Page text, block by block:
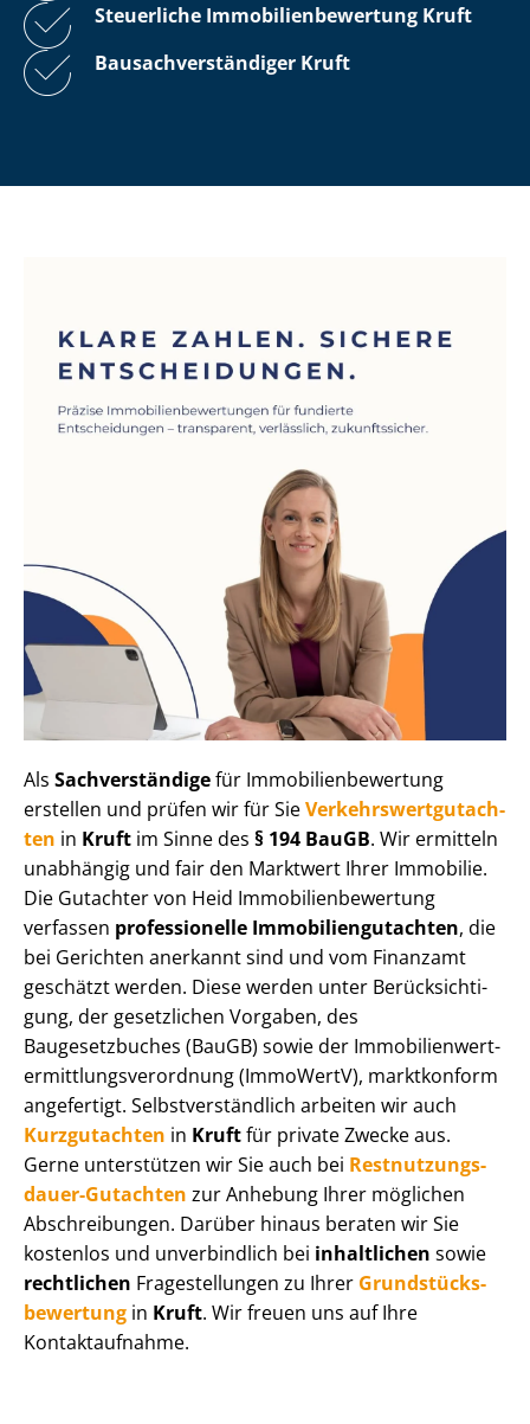
Steuerliche Im­mo­bi­li­en­be­wer­tung Kruft
Bau­sach­ver­stän­di­ger Kruft
Als Sachverständigefür Im­mo­bi­li­en­be­wer­tung
erstellen und prüfen wir für SieVer­kehrs­wert­gut­ach­
ten in Kruft im Sinne des § 194 BauGB. Wir ermitteln
unabhängig und fair den Marktwert Ihrer Immobilie.
Die Gutachter von Heid Im­mo­bi­li­en­be­wer­tung
verfassen professionelle Im­mo­bi­li­en­gut­ach­ten, die
bei Gerichten anerkannt sind und vom Finanzamt
geschätzt werden. Diese werden unter Be­rück­sich­ti­
gung, der gesetzlichen Vorgaben, des
Baugesetzbuches (BauGB) sowie der Im­mo­bi­li­en­wert­
ermitt­lungs­ver­ord­nung (ImmoWertV), marktkonform
angefertigt. Selbst­ver­ständ­lich arbeiten wir auch
Kurzgutachten in Kruftfür private Zwecke aus.
Gerne unterstützen wir Sie auch bei Rest­nut­zungs­
dau­er-Gutachten zur Anhebung Ihrer möglichen
Abschreibungen. Darüber hinaus beraten wir Sie
kostenlos und unverbindlich bei inhaltlichen sowie
rechtlichen Fragestellungen zu Ihrer Grund­stücks­
be­wer­tung in Kruft. Wir freuen uns auf Ihre
Kontaktaufnahme.